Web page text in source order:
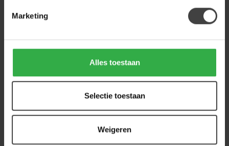
Marketing
Alles toestaan
Selectie toestaan
Weigeren